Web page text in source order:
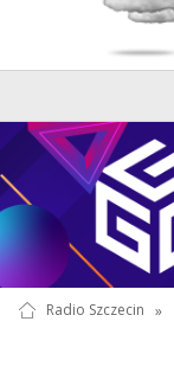
Radio Szczecin »